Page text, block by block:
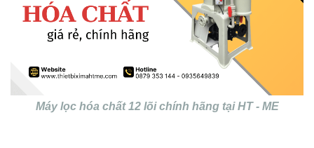
Máy lọc hóa chất 12 lõi chính hãng tại HT - ME